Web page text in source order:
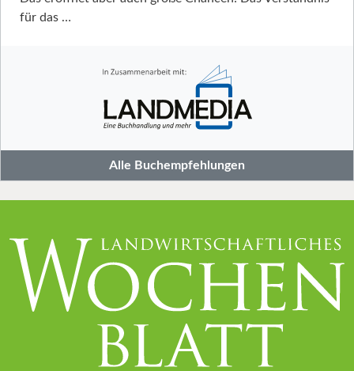
für das …
Alle Buchempfehlungen